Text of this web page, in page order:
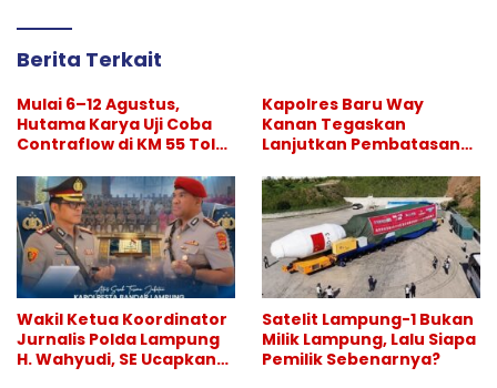
Berita Terkait
Mulai 6–12 Agustus,
Hutama Karya Uji Coba
Contraflow di KM 55 Tol
Kapolres Baru Way
Kanan Tegaskan
Lanjutkan Pembatasan
Melawan Narkoba
Berlanjut
Wakil Ketua Koordinator
Jurnalis Polda Lampung
H. Wahyudi, SE Ucapkan
Satelit Lampung-1 Bukan
Milik Lampung, Lalu Siapa
Pemilik Sebenarnya?